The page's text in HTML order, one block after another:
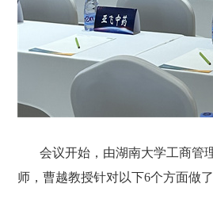
会议开始，由湖南大学工商管
师，曹越教授针对以下6个方面做